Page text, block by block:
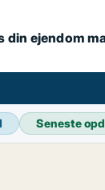
din ejendom
Seneste